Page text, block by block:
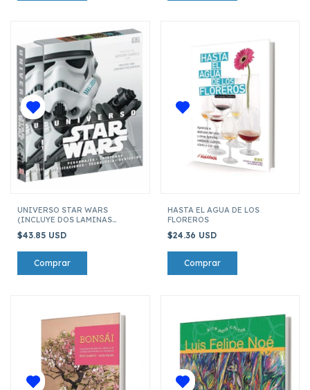
UNIVERSO STAR WARS
(INCLUYE DOS LAMINAS
$43.85 USD
HASTA EL AGUA DE LOS
FLOREROS
$24.36 USD